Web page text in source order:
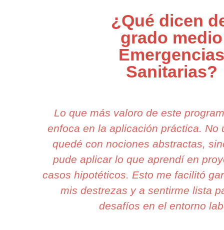
¿Qué dicen
grado medio
Emergencias
Sanitarias?
Lo que más valoro de este
enfoca en la aplicación práctica. No
quedé con nociones abstractas,
pude aplicar lo que aprendí en
casos hipotéticos. Esto me facilitó
mis destrezas y a sentirme lista
desafíos en el entorno